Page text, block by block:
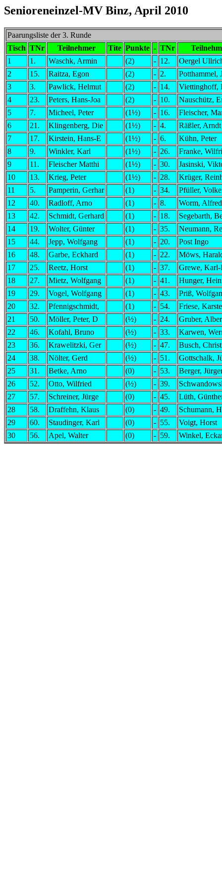
Senioreneinzel-MV Binz, April 2010
Paarungsliste der 3. Runde
Tisch TNr Teilnehmer Tite Punkte - TNr
1
1. Waschk, Armin (2) - 12.
Oergel
2
15. Raitza, Egon (2) - 2.
Potthammel,
3
3. Pawlick, Helmut (2) - 14.
Viettinghoff,
4
23. Peters, Hans-Joa (2) - 10.
Nauschütz,
5
7. Micheel, Peter (1½) - 16.
Fleischer,
6
21. Klingenberg, Die (1½) - 4.
Räßler, Arndt
7
17. Kirstein, Hans-E (1½) - 6.
Kühn, Peter
8
9. Winkler, Karl (1½) - 26.
Franke,
9
11. Fleischer Matthi (1½) - 30.
Jasinski,
10
13. Krieg, Peter (1½) - 28.
Krüger,
11
5. Pamperin, Gerhar (1) - 34.
Pfüller,
12
40. Radloff, Arno (1) - 8.
Worm, Alfred
13
42. Schmidt, Gerhard (1) - 18.
Segebarth,
14
19. Wolter, Günter (1) - 35.
Neumann,
15
44. Jepp, Wolfgang (1) - 20.
Post Ingo
16
48. Garbe, Eckhard (1) - 22.
Möws,
17
25. Reetz, Horst (1) - 37.
Grewe,
18
27. Mietz, Wolfgang (1) - 41.
Hunger,
19
29. Vogel, Wolfgang (1) - 43.
Priß,
20
32. Pfennigschmidt, (1) - 54.
Friese,
21
50. Möller, Peter, D (½) - 24.
Gruber,
22
46. Kofahl, Bruno (½) - 33.
Karwen,
23
36. Krawelitzki, Ger (½) - 47.
Busch,
24
38. Nölter, Gerd (½) - 51.
Gottschalk,
25
31. Betke, Arno (0) - 53.
Berger,
26
52. Otto, Wilfried (½) - 39.
27
57. Schreiner, Jürge (0) - 45.
Lüth,
28
58. Draffehn, Klaus (0) - 49.
Schumann,
29
60. Staudinger, Karl (0) - 55.
Voigt, Horst
30
56. Apel, Walter (0) - 59. Winkel,